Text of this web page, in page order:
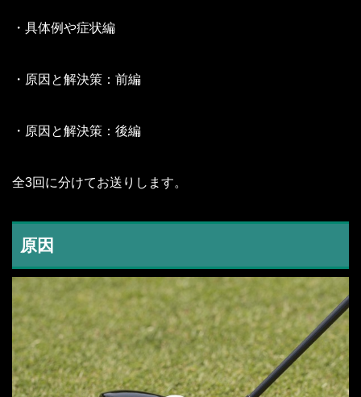
・具体例や症状編
・原因と解決策：前編
・原因と解決策：後編
全3回に分けてお送りします。
原因